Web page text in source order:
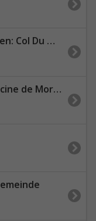
Mollendruz
- Teleski du Géant